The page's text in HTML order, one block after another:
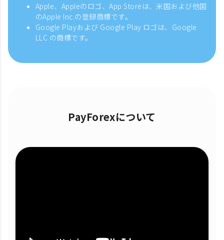
Apple、Appleのロゴ、App Storeは、米国および他国
のApple Inc.の登録商標です。
Google Playおよび Google Play ロゴは、Google
LLC の商標です。
PayForexについて